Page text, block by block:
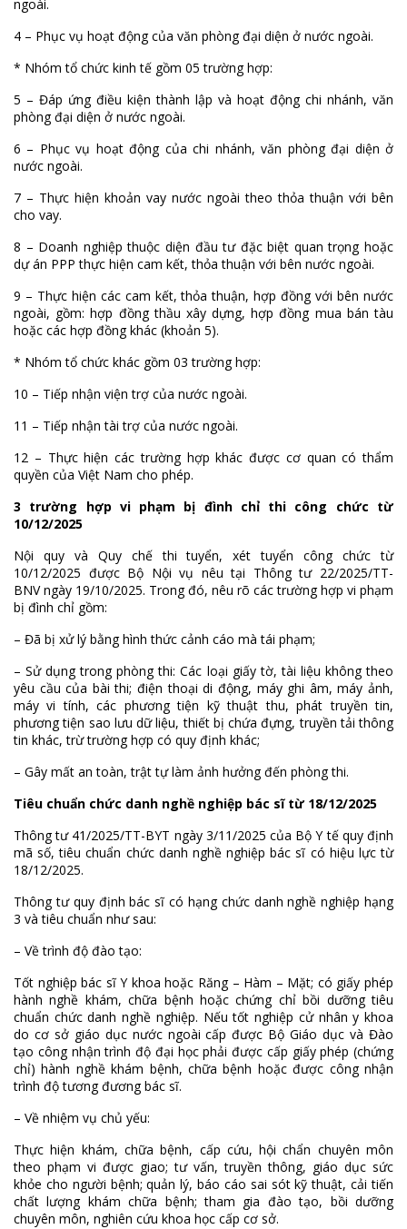
ngoài.
4 – Phục vụ hoạt động của văn phòng đại diện ở nước ngoài.
* Nhóm tổ chức kinh tế gồm 05 trường hợp:
5 – Đáp ứng điều kiện thành lập và hoạt động chi nhánh, văn
phòng đại diện ở nước ngoài.
6 – Phục vụ hoạt động của chi nhánh, văn phòng đại diện ở
nước ngoài.
7 – Thực hiện khoản vay nước ngoài theo thỏa thuận với bên
cho vay.
8 – Doanh nghiệp thuộc diện đầu tư đặc biệt quan trọng hoặc
dự án PPP thực hiện cam kết, thỏa thuận với bên nước ngoài.
9 – Thực hiện các cam kết, thỏa thuận, hợp đồng với bên nước
ngoài, gồm: hợp đồng thầu xây dựng, hợp đồng mua bán tàu
hoặc các hợp đồng khác (khoản 5).
* Nhóm tổ chức khác gồm 03 trường hợp:
10 – Tiếp nhận viện trợ của nước ngoài.
11 – Tiếp nhận tài trợ của nước ngoài.
12 – Thực hiện các trường hợp khác được cơ quan có thẩm
quyền của Việt Nam cho phép.
3 trường hợp vi phạm bị đình chỉ thi công chức từ
10/12/2025
Nội quy và Quy chế thi tuyển, xét tuyển công chức từ
10/12/2025 được Bộ Nội vụ nêu tại Thông tư 22/2025/TT-
BNV ngày 19/10/2025. Trong đó, nêu rõ các trường hợp vi phạm
bị đình chỉ gồm:
– Đã bị xử lý bằng hình thức cảnh cáo mà tái phạm;
– Sử dụng trong phòng thi: Các loại giấy tờ, tài liệu không theo
yêu cầu của bài thi; điện thoại di động, máy ghi âm, máy ảnh,
máy vi tính, các phương tiện kỹ thuật thu, phát truyền tin,
phương tiện sao lưu dữ liệu, thiết bị chứa đựng, truyền tải thông
tin khác, trừ trường hợp có quy định khác;
– Gây mất an toàn, trật tự làm ảnh hưởng đến phòng thi.
Tiêu chuẩn chức danh nghề nghiệp bác sĩ từ 18/12/2025
Thông tư 41/2025/TT-BYT ngày 3/11/2025 của Bộ Y tế quy định
mã số, tiêu chuẩn chức danh nghề nghiệp bác sĩ có hiệu lực từ
18/12/2025.
Thông tư quy định bác sĩ có hạng chức danh nghề nghiệp hạng
3 và tiêu chuẩn như sau:
– Về trình độ đào tạo:
Tốt nghiệp bác sĩ Y khoa hoặc Răng – Hàm – Mặt; có giấy phép
hành nghề khám, chữa bệnh hoặc chứng chỉ bồi dưỡng tiêu
chuẩn chức danh nghề nghiệp. Nếu tốt nghiệp cử nhân y khoa
do cơ sở giáo dục nước ngoài cấp được Bộ Giáo dục và Đào
tạo công nhận trình độ đại học phải được cấp giấy phép (chứng
chỉ) hành nghề khám bệnh, chữa bệnh hoặc được công nhận
trình độ tương đương bác sĩ.
– Về nhiệm vụ chủ yếu:
Thực hiện khám, chữa bệnh, cấp cứu, hội chẩn chuyên môn
theo phạm vi được giao; tư vấn, truyền thông, giáo dục sức
khỏe cho người bệnh; quản lý, báo cáo sai sót kỹ thuật, cải tiến
chất lượng khám chữa bệnh; tham gia đào tạo, bồi dưỡng
chuyên môn, nghiên cứu khoa học cấp cơ sở.